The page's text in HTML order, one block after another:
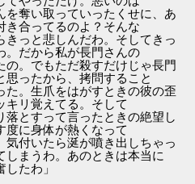
を奪い取っていったくせに、あ
き合ってるのよ？そんな
きっと悲しんだわ。そしてきっ
。だから私が長門さんの
の。でもただ殺すだけじゃ長門
思ったから、拷問すること
た。生爪をはがすときの彼の歪
キリ覚えてる。そして
落とすって言ったときの絶望し
度に身体が熱くなって
気付いたら涎が噴き出しちゃっ
しまうわ。あのときは本当に
たわ」